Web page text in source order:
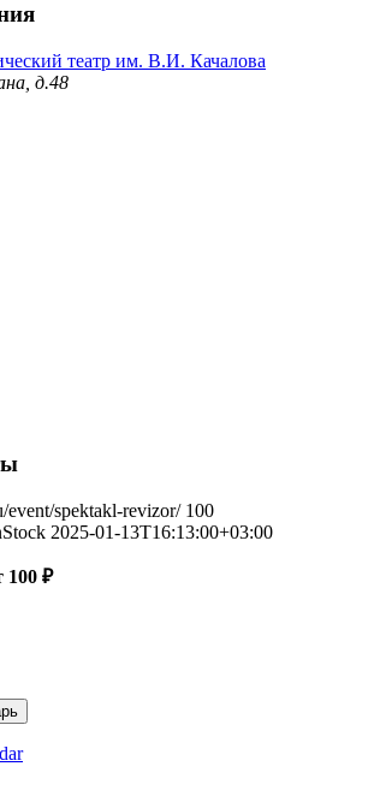
театр им. В.И. Качалова
д.48
event/spektakl-revizor/ 100
2025-01-13T16:13:00+03:00
100 ₽